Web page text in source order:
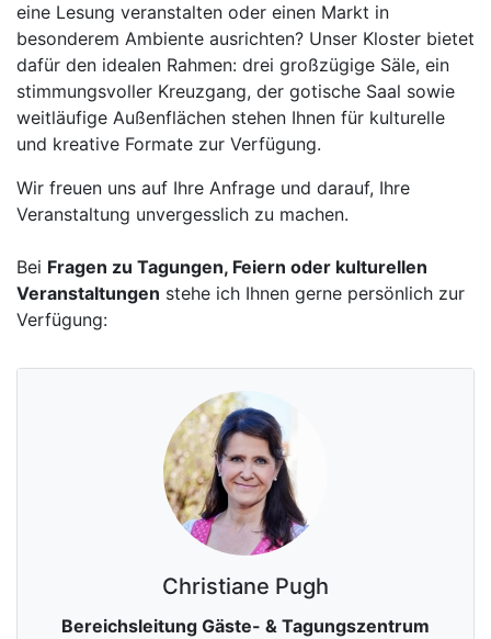
eine Lesung veranstalten oder einen Markt in
besonderem Ambiente ausrichten? Unser Kloster bietet
dafür den idealen Rahmen: drei großzügige Säle, ein
stimmungsvoller Kreuzgang, der gotische Saal sowie
weitläufige Außenflächen stehen Ihnen für kulturelle
und kreative Formate zur Verfügung.
Wir freuen uns auf Ihre Anfrage und darauf, Ihre
Veranstaltung unvergesslich zu machen.
Bei Fragen zu Tagungen, Feiern oder kulturellen
Veranstaltungen stehe ich Ihnen gerne persönlich zur
Verfügung:
Christiane Pugh
Bereichsleitung Gäste- & Tagungszentrum